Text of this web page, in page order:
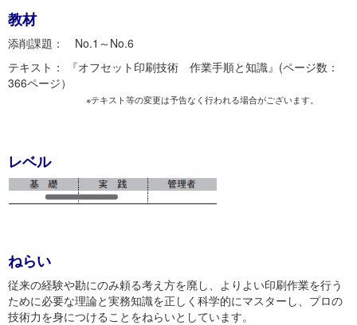
教材
添削課題： No.1～No.6
テキスト： 『オフセット印刷技術 作業手順と知識』(ページ数：
366ページ）
※テキスト等の変更は予告なく行われる場合がございます。
レベル
ねらい
従来の経験や勘にのみ頼る考え方を廃し、よりよい印刷作業を行う
ために必要な理論と実務知識を正しく科学的にマスターし、プロの
技術力を身につけることをねらいとしています。